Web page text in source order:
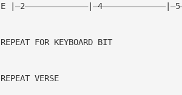
E
REPEAT FOR KEYBOARD BIT
REPEAT VERSE